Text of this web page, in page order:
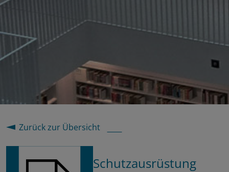
Zurück zur Übersicht
Schutzausrüstung